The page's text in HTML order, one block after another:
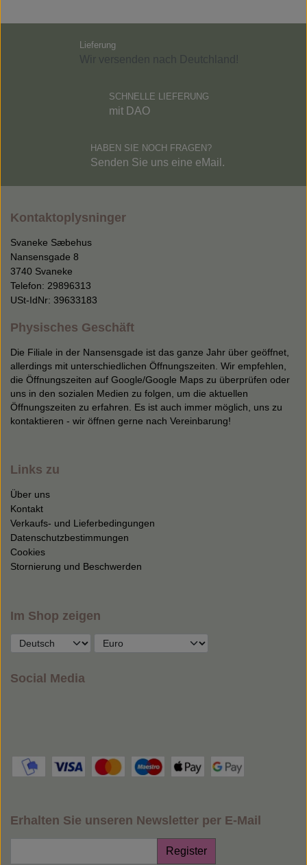
Lieferung
SCHNELLE LIEFERUNG
mit DAO
HABEN SIE NOCH FRAGEN?
Senden Sie uns eine eMail.
Kontaktoplysninger
Svaneke Sæbehus
Nansensgade 8
3740 Svaneke
Telefon: 29896313
USt-IdNr: 39633183
Physisches Geschäft
Die Filiale in der Nansensgade ist das ganze Jahr über geöffnet,
allerdings mit unterschiedlichen Öffnungszeiten. Wir empfehlen,
die Öffnungszeiten auf Google/Google Maps zu überprüfen oder
uns in den sozialen Medien zu folgen, um die aktuellen
Öffnungszeiten zu erfahren. Es ist auch immer möglich, uns zu
kontaktieren - wir öffnen gerne nach Vereinbarung!
Links zu
Über uns
Kontakt
Verkaufs- und Lieferbedingungen
Datenschutzbestimmungen
Cookies
Stornierung und Beschwerden
Im Shop zeigen
Social Media
Erhalten Sie unseren Newsletter per E-Mail
Register